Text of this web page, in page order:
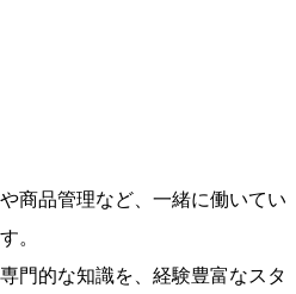
商品管理など、一緒に働いてい
。
門的な知識を、経験豊富なスタ